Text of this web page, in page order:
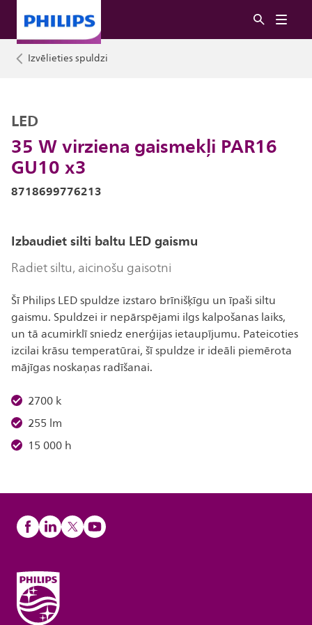
Izvēlieties spuldzi
35 W virziena gaismekļi PAR16
GU10 x3
LED
8718699776213
Izbaudiet silti baltu LED gaismu
Radiet siltu, aicinošu gaisotni
Šī Philips LED spuldze izstaro brīnišķīgu un īpaši siltu
gaismu. Spuldzei ir nepārspējami ilgs kalpošanas laiks,
un tā acumirklī sniedz enerģijas ietaupījumu. Pateicoties
izcilai krāsu temperatūrai, šī spuldze ir ideāli piemērota
mājīgas noskaņas radīšanai.
2700 k
255 lm
15 000 h